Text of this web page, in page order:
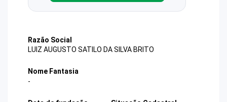
Razão Social
LUIZ AUGUSTO SATILO DA SILVA BRITO
Nome Fantasia
-